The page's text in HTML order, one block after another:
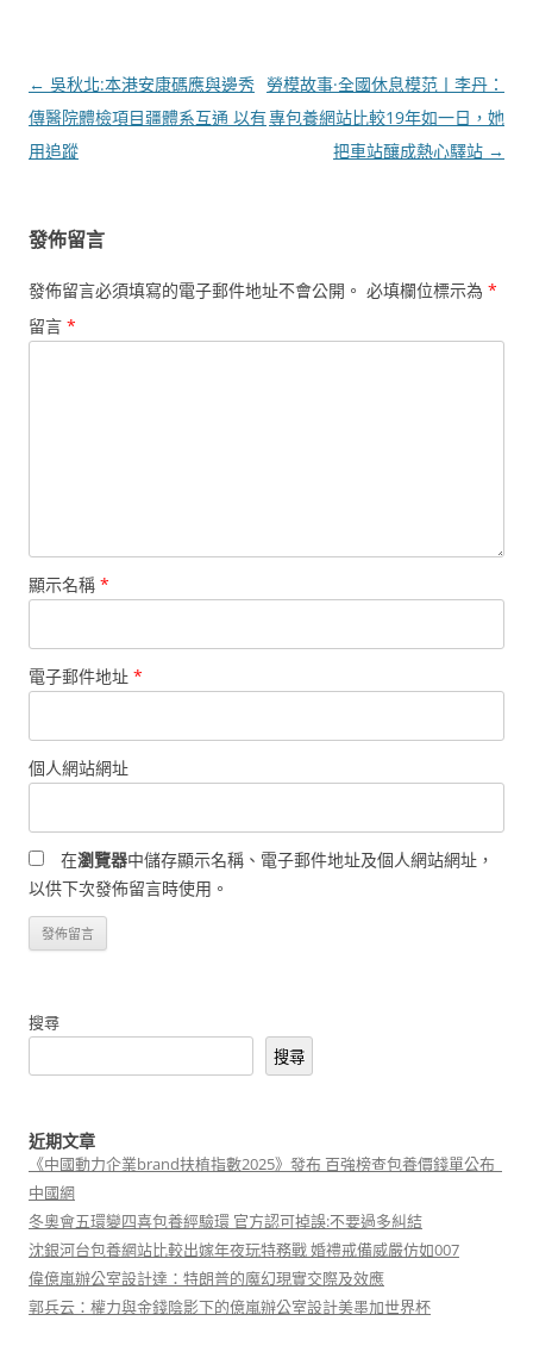
文
章
導
← 吳秋北:本港安康碼應與邊秀
傳醫院體檢項目疆體系互通 以有
用追蹤
勞模故事·全國休息模范丨李丹：
專包養網站比較19年如一日，她
把車站釀成熱心驛站 →
發佈留言
發佈留言必須填寫的電子郵件地址不會公開。 必填欄位標示為 *
留言 *
顯示名稱 *
電子郵件地址 *
個人網站網址
在瀏覽器中儲存顯示名稱、電子郵件地址及個人網站網址，
以供下次發佈留言時使用。
搜尋
搜尋
近期文章
《中國動力企業brand扶植指數2025》發布 百強榜查包養價錢單公布_
中國網
冬奧會五環變四喜包養經驗環 官方認可掉誤:不要過多糾結
沈銀河台包養網站比較出嫁年夜玩特務戰 婚禮戒備威嚴仿如007
偉億嵐辦公室設計達：特朗普的魔幻現實交際及效應
郭兵云：權力與金錢陰影下的億嵐辦公室設計美墨加世界杯